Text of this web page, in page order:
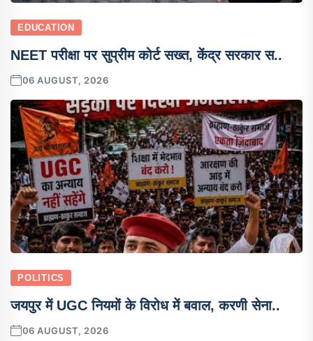
EDUCATION
NEET परीक्षा पर सुप्रीम कोर्ट सख्त, केंद्र सरकार स..
06 AUGUST, 2026
POLITICS
जयपुर में UGC नियमों के विरोध में बवाल, करणी सेना..
06 AUGUST, 2026